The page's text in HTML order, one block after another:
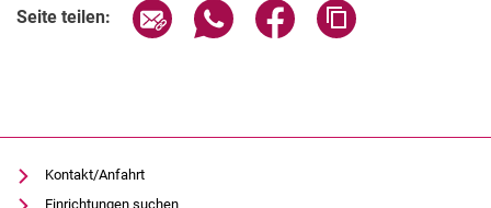
Seite teilen: Seite über E-Mail teilen
Seite über WhatsApp teilen
Seite über Facebook
Kontakt/Anfahrt
Einrichtungen suchen